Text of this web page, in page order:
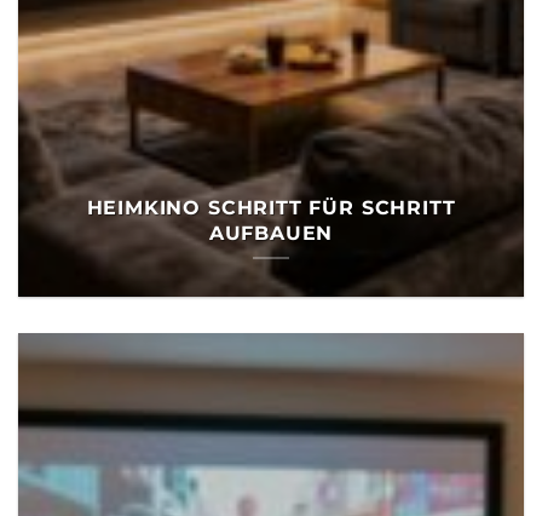
HEIMKINO SCHRITT FÜR SCHRITT
AUFBAUEN